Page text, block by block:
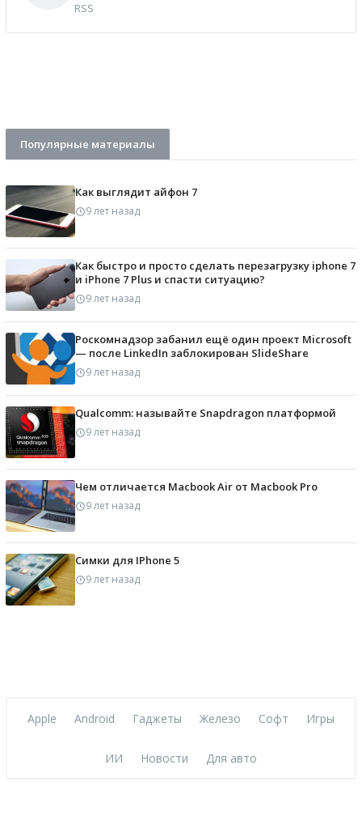
RSS
Популярные материалы
Как выглядит айфон 7
9 лет назад
Как быстро и просто сделать перезагрузку iphone 7
и iPhone 7 Plus и спасти ситуацию?
9 лет назад
Роскомнадзор забанил ещё один проект Microsoft
— после LinkedIn заблокирован SlideShare
9 лет назад
Qualcomm: называйте Snapdragon платформой
9 лет назад
Чем отличается Macbook Air от Macbook Pro
9 лет назад
Симки для IPhone 5
9 лет назад
Apple Android Гаджеты Железо Софт Игры
ИИ Новости Для авто